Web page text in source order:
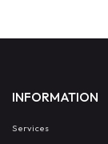
INFORMATION
Services